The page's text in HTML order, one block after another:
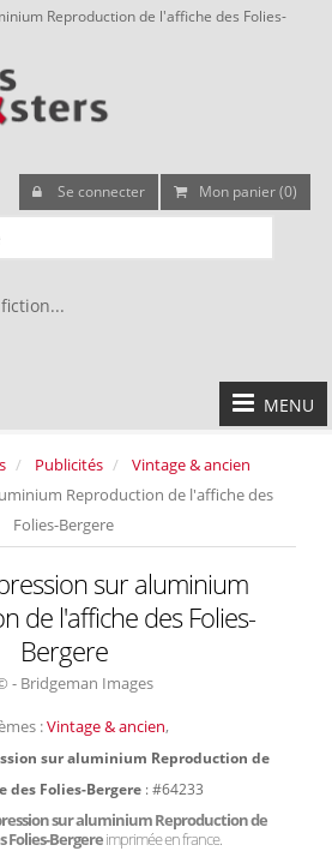
Reproduction de l'affiche des Folies-
Se connecter Mon panier (0)
MENU
Publicités
Vintage & ancien
Reproduction de l'affiche des
Folies-Bergere
sur aluminium
de l'affiche des Folies-
Bergere
- Bridgeman Images
:Vintage & ancien,
sur aluminium Reproduction de
des Folies-Bergere : #64233
sur aluminium Reproduction de
Folies-Bergereimprimée en france.